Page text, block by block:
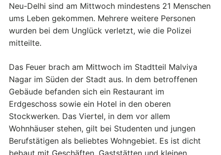
Neu-Delhi sind am Mittwoch mindestens 21 Menschen
ums Leben gekommen. Mehrere weitere Personen
wurden bei dem Unglück verletzt, wie die Polizei
mitteilte.
Das Feuer brach am Mittwoch im Stadtteil Malviya
Nagar im Süden der Stadt aus. In dem betroffenen
Gebäude befanden sich ein Restaurant im
Erdgeschoss sowie ein Hotel in den oberen
Stockwerken. Das Viertel, in dem vor allem
Wohnhäuser stehen, gilt bei Studenten und jungen
Berufstätigen als beliebtes Wohngebiet. Es ist dicht